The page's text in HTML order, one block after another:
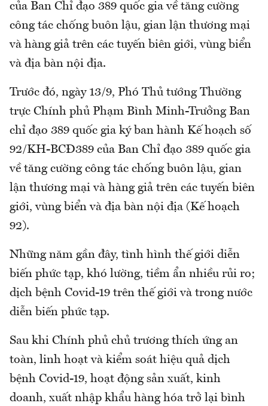
của Ban Chỉ đạo 389 quốc gia về tăng cường
công tác chống buôn lậu, gian lận thương mại
và hàng giả trên các tuyến biên giới, vùng biển
và địa bàn nội địa.
Trước đó, ngày 13/9, Phó Thủ tướng Thường
trực Chính phủ Phạm Bình Minh-Trưởng Ban
chỉ đạo 389 quốc gia ký ban hành Kế hoạch số
92/KH-BCĐ389 của Ban Chỉ đạo 389 quốc gia
về tăng cường công tác chống buôn lậu, gian
lận thương mại và hàng giả trên các tuyến biên
giới, vùng biển và địa bàn nội địa (Kế hoạch
92).
Những năm gần đây, tình hình thế giới diễn
biến phức tạp, khó lường, tiềm ẩn nhiều rủi ro;
dịch bệnh Covid-19 trên thế giới và trong nước
diễn biến phức tạp.
Sau khi Chính phủ chủ trương thích ứng an
toàn, linh hoạt và kiểm soát hiệu quả dịch
bệnh Covid-19, hoạt động sản xuất, kinh
doanh, xuất nhập khẩu hàng hóa trở lại bình